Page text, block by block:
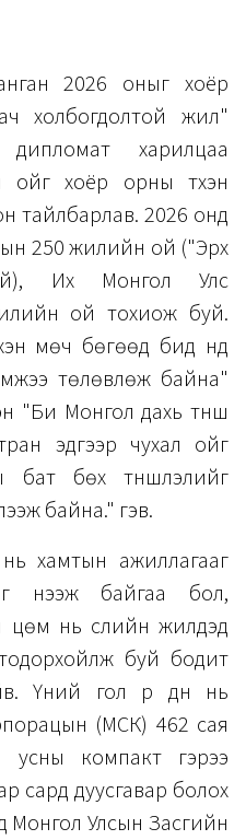
2026 оныг хоёр
холбогдолтой жил"
харилцаа
хоёр орны түүхэн
тайлбарлав. 2026 онд
250 жилийн ой ("Эрх
Их Монгол Улс
ой тохиож буй.
мөч бөгөөд бид үүнд
төлөвлөж байна"
"Би Монгол дахь түнш
эдгээр чухал ойг
бат бөх түншлэлийг
байна." гэв.
хамтын ажиллагааг
нээж байгаа бол,
нь сүүлийн жилүүдэд
буй бодит
Үүний гол үр дүн нь
(МСК) 462 сая
усны компакт гэрээ
сард дуусгавар болох
Монгол Улсын Засгийн